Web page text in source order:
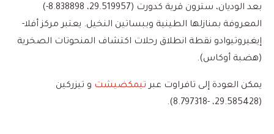
بعد الوديان، سترون قرية كدورت (29.519957، 8.838898-)
المعروفة بمنازلها الطينية وببساتين النخيل. يعتبر مركز أفلا-
إيغيروتيوادو نقطة انطلاق رحلات اكتشاف المنحوتات الصخرية
(هضبة أوكاس).
يمكن العودة إلى تافراوت عبر تيمكضيشت و تيزركين
(29.585428، -8.797318).